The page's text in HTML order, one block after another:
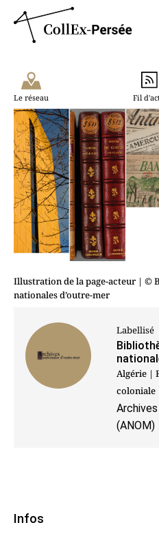
Le réseau Fil
Illustration de la page-acteur | ©
nationales d’outre-mer
Labellisé
Algérie |
coloniale
(ANOM)
Infos